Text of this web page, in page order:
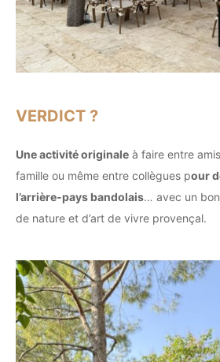
VERDICT ?
Une activité originale à faire entre
famille ou même entre collègues pour
l’arrière-pays bandolais… avec un
de nature et d’art de vivre provençal.